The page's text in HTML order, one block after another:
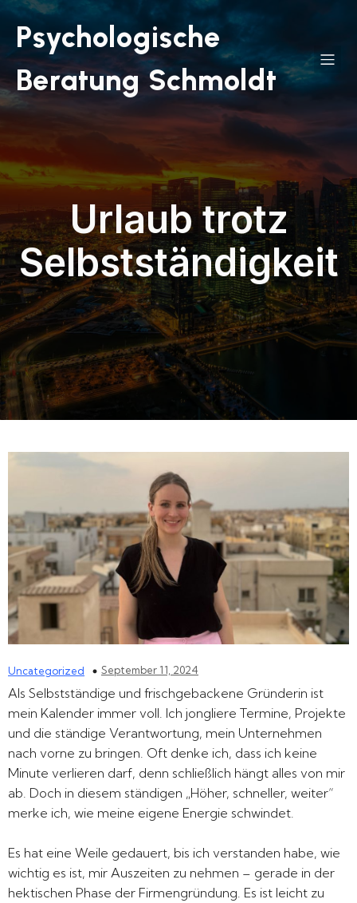
Psychologische
Beratung Schmoldt
Urlaub trotz
Selbstständigkeit
Uncategorized September 11, 2024
Als Selbstständige und frischgebackene Gründerin ist
mein Kalender immer voll. Ich jongliere Termine, Projekte
und die ständige Verantwortung, mein Unternehmen
nach vorne zu bringen. Oft denke ich, dass ich keine
Minute verlieren darf, denn schließlich hängt alles von mir
ab. Doch in diesem ständigen „Höher, schneller, weiter“
merke ich, wie meine eigene Energie schwindet.
Es hat eine Weile gedauert, bis ich verstanden habe, wie
wichtig es ist, mir Auszeiten zu nehmen – gerade in der
hektischen Phase der Firmengründung. Es ist leicht zu